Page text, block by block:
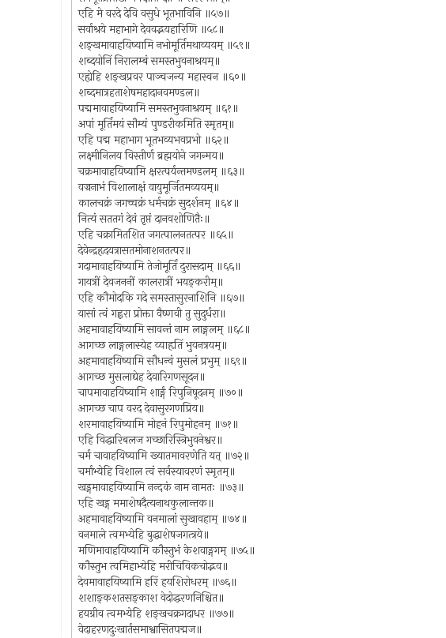
एहि मे वरदे देवि वसुधे भूतभाविनि ॥५७॥
सर्वाश्रये महाभागे देववद्भयहारिणि ॥५८॥
शङ्खमावाहयिष्यामि नभोमूर्तिमथाव्ययम् ॥५९॥
शब्दयोनिं निरालम्बं समस्तभुवनाश्रयम्॥
एह्येहि शङ्खप्रवर पाञ्चजन्य महास्वन ॥६०॥
शब्दमात्रहताशेषमहादानवमण्डल॥
पद्ममावाहयिष्यामि समस्तभुवनाश्रयम् ॥६१॥
अपां मूर्तिमयं सौम्यं पुण्डरीकमिति स्मृतम्॥
एहि पद्म महाभाग भूतभव्यभवप्रभो ॥६२॥
लक्ष्मीनिलय विस्तीर्ण ब्रह्मयोने जगन्मय॥
चक्रमावाहयिष्यामि क्षरत्पर्यन्तमण्डलम् ॥६३॥
वज्रनाभं विशालाक्षं वायुमूर्जितमव्ययम्॥
कालचक्रं जगच्चक्रं धर्मचक्रं सुदर्शनम् ॥६४॥
नित्यं सततगं देवं तृप्तं दानवशोणितैः॥
एहि चक्रामितशित जगत्पालनतत्पर ॥६५॥
देवेन्द्रहृदयत्रासतमोनाशनतत्पर॥
गदामावाहयिष्यामि तेजोमूर्तिं दुरासदाम् ॥६६॥
गायत्रीं देवजननीं कालरात्रीं भयङ्करीम्॥
एहि कौमोदकि गदे समस्तासुरनाशिनि ॥६७॥
यासां त्वं गह्वरा प्रोक्ता वैष्णवी तु सुदुर्धरा॥
अहमावाहयिष्यामि सावन्तं नाम लाङ्गलम् ॥६८॥
आगच्छ लाङ्गलास्येह व्याहृतिं भुवनत्रयम्॥
अहमावाहयिष्यामि सौधन्वं मुसलं प्रभुम् ॥६९॥
आगच्छ मुसलाद्येह देवारिगणसूदन॥
चापमावाहयिष्यामि शार्ङ्गं रिपुनिषूदनम् ॥७०॥
आगच्छ चाप वरद देवासुरगणप्रिय॥
शरमावाहयिष्यामि मोहनं रिपुमोहनम् ॥७१॥
एहि विद्धारिबलज गच्छारिस्त्रिभुवनेश्वर॥
चर्म चावाहयिष्यामि ख्यातमावरणेति यत् ॥७२॥
चर्माभ्येहि विशाल त्वं सर्वस्यावरणं स्मृतम्॥
खड्गमावाहयिष्यामि नन्दकं नाम नामतः ॥७३॥
एहि खड्ग ममाशेषदैत्यनाथकुलान्तक॥
अहमावाहयिष्यामि वनमालां सुखावहाम् ॥७४॥
वनमाले त्वमभ्येहि बुद्धाशेषजगत्त्रये॥
मणिमावाहयिष्यामि कौस्तुभं केशवाङ्गगम् ॥७५॥
कौस्तुभ त्वमिहाभ्येहि मरीचिविकचोद्भव॥
देवमावाहयिष्यामि हरिं हयशिरोधरम् ॥७६॥
शशाङ्कशतसङ्काश वेदोद्धरणनिश्चित॥
हयग्रीव त्वमभ्येहि शङ्खचक्रगदाधर ॥७७॥
वेदाहरणदुःखार्तसमाश्वासितपद्मज॥